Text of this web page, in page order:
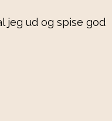
jeg ud og spise god